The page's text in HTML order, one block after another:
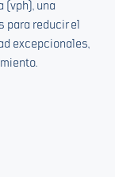
(vph), una
para reducir el
excepcionales,